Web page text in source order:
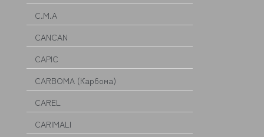
C.M.A
CANCAN
CAPIC
CARBOMA (Карбома)
CAREL
CARIMALI